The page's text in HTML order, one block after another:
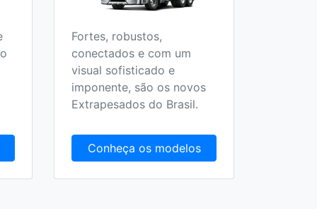
Fortes, robustos,
conectados e com um
visual sofisticado e
imponente, são os novos
Extrapesados do Brasil.
Conheça os modelos